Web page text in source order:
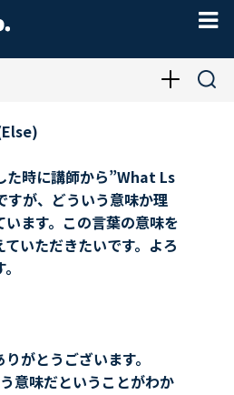
た時に講師から”What Ls
すが、どういう意味か理
ます。この言葉の意味を
いただきたいです。よろ
がとうございます。
意味だということがわか